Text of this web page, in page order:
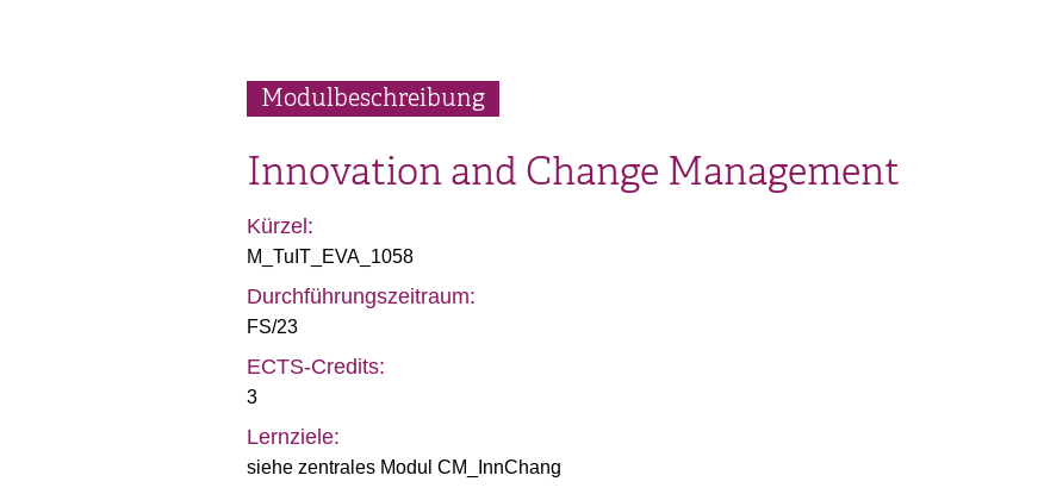
Modulbeschreibung
Innovation and Change Management
Kürzel:
M_TuIT_EVA_1058
Durchführungszeitraum:
FS/23
ECTS-Credits:
3
Lernziele:
siehe zentrales Modul CM_InnChang